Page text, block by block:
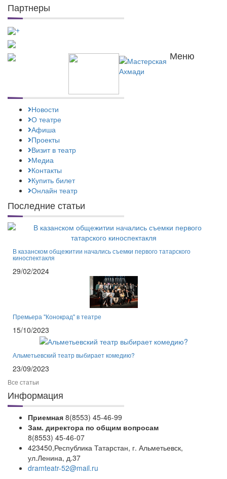
Партнеры
+
Меню
Новости
О театре
Афиша
Проекты
Визит в театр
Медиа
Контакты
Купить билет
Онлайн театр
Последние статьи
В казанском общежитии начались съемки первого татарского
киноспектакля
29/02/2024
Премьера "Конокрад" в театре
15/10/2023
Альметьевский театр выбирает комедию?
23/09/2023
Все статьи
Информация
Приемная 8(8553) 45-46-99
Зам. директора по общим вопросам
8(8553) 45-46-07
423450,Республика Татарстан, г. Альметьевск,
ул.Ленина, д.37
dramteatr-52@mail.ru